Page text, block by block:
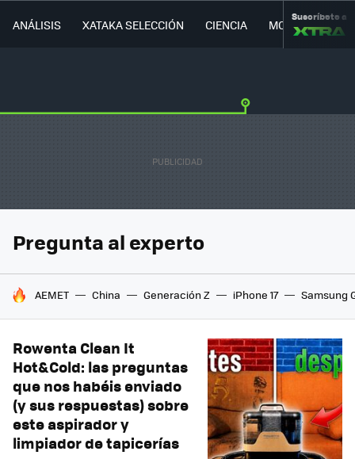
ANÁLISIS XATAKA SELECCIÓN CIENCIA MOVILIDAD
Suscríbete a
Pregunta al experto
HOY SE HABLA DE
AEMET China Generación Z iPhone 17 Samsung
Rowenta Clean It
Hot&Cold: las preguntas
que nos habéis enviado
(y sus respuestas) sobre
este aspirador y
limpiador de tapicerías